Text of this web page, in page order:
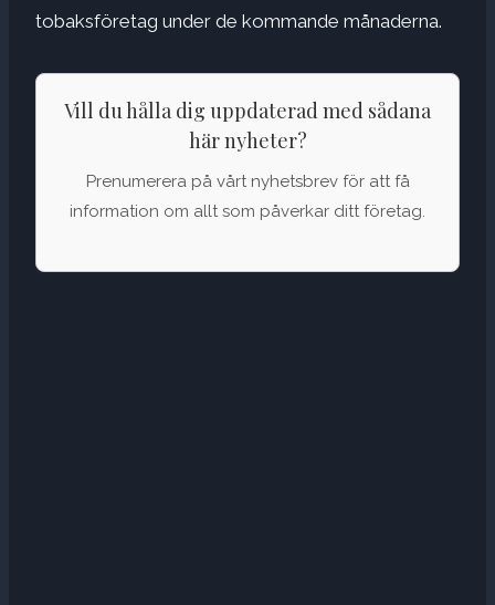
tobaksföretag under de kommande månaderna.
Vill du hålla dig uppdaterad med sådana
här nyheter?
Prenumerera på vårt nyhetsbrev för att få
information om allt som påverkar ditt företag.